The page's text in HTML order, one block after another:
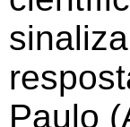
Paulo